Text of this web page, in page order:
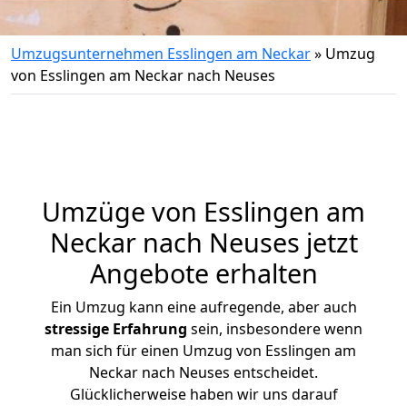
Umzugsunternehmen Esslingen am Neckar» Umzug
von Esslingen am Neckar nach Neuses
Umzüge von Esslingen am
Neckar nach Neuses jetzt
Angebote erhalten
Ein Umzug kann eine aufregende, aber auch
stressige Erfahrung sein, insbesondere wenn
man sich für einen Umzug von Esslingen am
Neckar nach Neuses entscheidet.
Glücklicherweise haben wir uns darauf